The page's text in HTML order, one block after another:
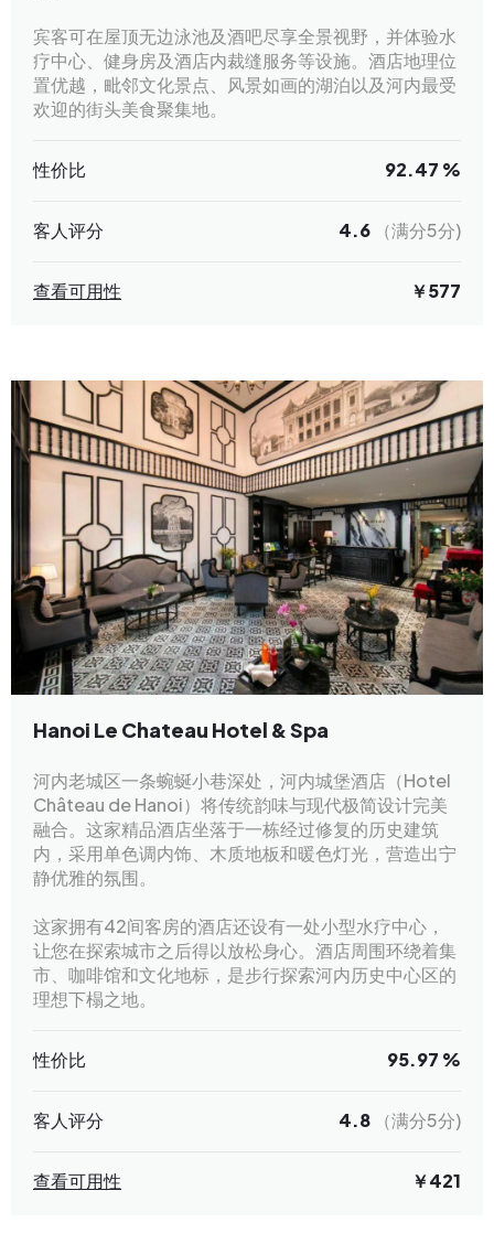
宾客可在屋顶无边泳池及酒吧尽享全景视野，并体验水
疗中心、健身房及酒店内裁缝服务等设施。酒店地理位
置优越，毗邻文化景点、风景如画的湖泊以及河内最受
欢迎的街头美食聚集地。
性价比 92.47 %
客人评分 4.6 （满分5分)
查看可用性 ￥577
Hanoi Le Chateau Hotel & Spa
河内老城区一条蜿蜒小巷深处，河内城堡酒店（Hotel
Château de Hanoi）将传统韵味与现代极简设计完美
融合。这家精品酒店坐落于一栋经过修复的历史建筑
内，采用单色调内饰、木质地板和暖色灯光，营造出宁
静优雅的氛围。
这家拥有42间客房的酒店还设有一处小型水疗中心，
让您在探索城市之后得以放松身心。酒店周围环绕着集
市、咖啡馆和文化地标，是步行探索河内历史中心区的
理想下榻之地。
性价比 95.97 %
客人评分 4.8 （满分5分)
查看可用性 ￥421